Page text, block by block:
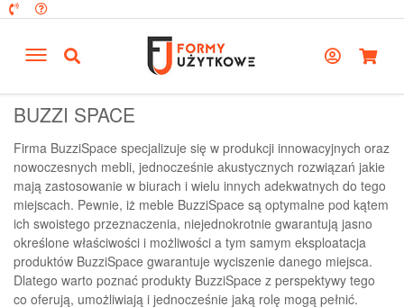
BUZZI SPACE
Firma BuzziSpace specjalizuje się w produkcji innowacyjnych oraz
nowoczesnych mebli, jednocześnie akustycznych rozwiązań jakie
mają zastosowanie w biurach i wielu innych adekwatnych do tego
miejscach. Pewnie, iż meble BuzziSpace są optymalne pod kątem
ich swoistego przeznaczenia, niejednokrotnie gwarantują jasno
określone właściwości i możliwości a tym samym eksploatacja
produktów BuzziSpace gwarantuje wyciszenie danego miejsca.
Dlatego warto poznać produkty BuzziSpace z perspektywy tego
co oferują, umożliwiają i jednocześnie jaką rolę mogą pełnić.